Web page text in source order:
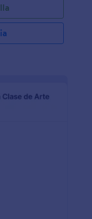
Google
Zoom para
de evento
sus envíos
la fiesta de dar.
participantes y
recibir un
de Inscripción en
adquirido, el
de la compra y
es perfecto
esta plantilla. Esta
la herramienta